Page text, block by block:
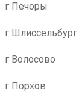
г Печоры
г Шлиссельбург
г Волосово
г Порхов